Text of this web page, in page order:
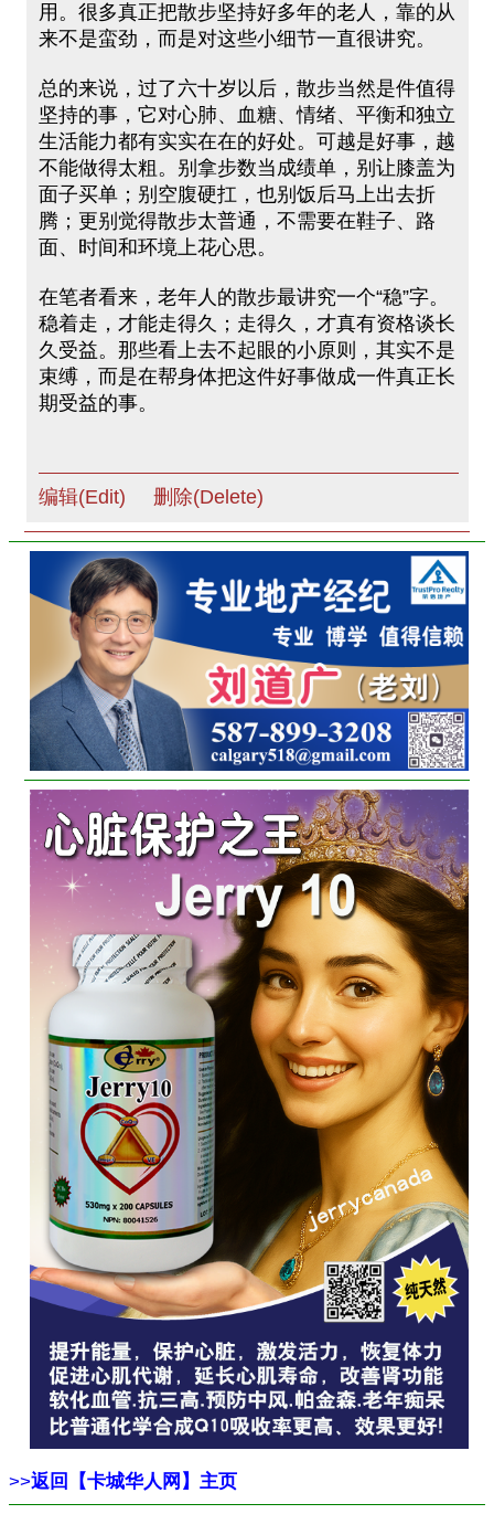
用。很多真正把散步坚持好多年的老人，靠的从
来不是蛮劲，而是对这些小细节一直很讲究。
总的来说，过了六十岁以后，散步当然是件值得
坚持的事，它对心肺、血糖、情绪、平衡和独立
生活能力都有实实在在的好处。可越是好事，越
不能做得太粗。别拿步数当成绩单，别让膝盖为
面子买单；别空腹硬扛，也别饭后马上出去折
腾；更别觉得散步太普通，不需要在鞋子、路
面、时间和环境上花心思。
在笔者看来，老年人的散步最讲究一个“稳”字。
稳着走，才能走得久；走得久，才真有资格谈长
久受益。那些看上去不起眼的小原则，其实不是
束缚，而是在帮身体把这件好事做成一件真正长
期受益的事。
编辑(Edit) 删除(Delete)
>>返回【卡城华人网】主页